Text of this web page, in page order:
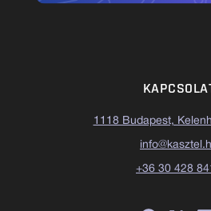
1118 Budapest,
+36 30 428